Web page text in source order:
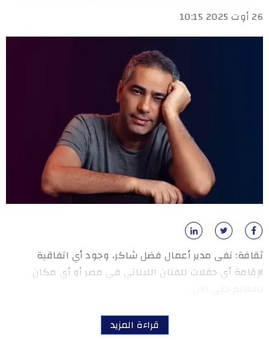
26 أوت 2025 10:15
ثقافة: نفى مدير أعمال فضل شاكر، وجود أي اتفاقية
لإقامة أي حفلات للفنان اللبناني في مصر أو أي مكان
قراءة المزيد